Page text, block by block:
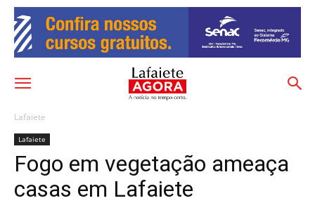
Lafaiete
Lafaiete
Fogo em vegetação ameaça
casas em Lafaiete